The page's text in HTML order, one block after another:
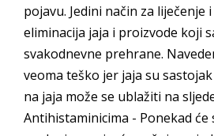
pojavu. Jedini način za liječenje
eliminacija jaja i proizvode koji
svakodnevne prehrane.
veoma teško jer jaja su
na jaja može se ublažiti na
Antihistaminicima - Ponekad će